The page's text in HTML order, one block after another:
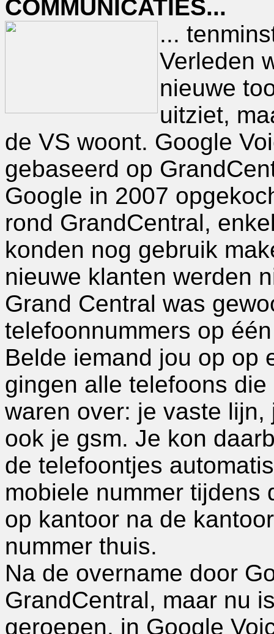
COMMUNICATIES...
...
Verleden
nieuwe
uitziet,
de VS woont. Google
gebaseerd op
Google in 2007
rond GrandCentral,
konden nog gebruik
nieuwe klanten werden
Grand Central was
telefoonnummers op
Belde iemand jou op op
gingen alle telefoons
waren over: je vaste
ook je gsm. Je kon
de telefoontjes
mobiele nummer tijdens
op kantoor na de
nummer thuis.
Na de overname door
GrandCentral, maar nu
geroepen, in Google